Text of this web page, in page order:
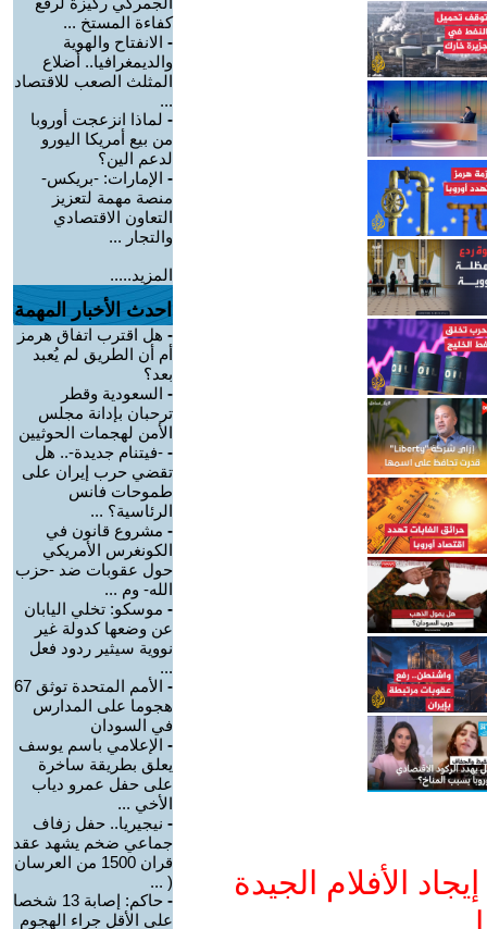
الأفلام الجيدة
كفاءة المستخ ...
- الانفتاح والهوية
والديمغرافيا.. أضلاع
المثلث الصعب للاقتصاد
...
- لماذا انزعجت أوروبا
من بيع أمريكا اليورو
لدعم الين؟
- الإمارات: -بريكس-
منصة مهمة لتعزيز
التعاون الاقتصادي
والتجار ...
المزيد.....
احدث الأخبار المهمة
- هل اقترب اتفاق هرمز
أم أن الطريق لم يُعبد
بعد؟
- السعودية وقطر
ترحبان بإدانة مجلس
الأمن لهجمات الحوثيين
- -فيتنام جديدة-.. هل
تقضي حرب إيران على
طموحات فانس
الرئاسية؟ ...
- مشروع قانون في
الكونغرس الأمريكي
حول عقوبات ضد -حزب
الله- وم ...
- موسكو: تخلي اليابان
عن وضعها كدولة غير
نووية سيثير ردود فعل
...
-
الأمم المتحدة توثق 67
هجوما على المدارس
في السودان
- الإعلامي باسم يوسف
يعلق بطريقة ساخرة
على حفل عمرو دياب
الأخي ...
- نيجيريا.. حفل زفاف
جماعي ضخم يشهد عقد
قران 1500 من العرسان
( ...
-
حاكم: إصابة 13 شخصا
على الأقل جراء الهجوم